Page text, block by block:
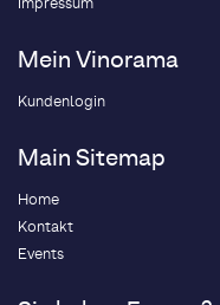
Mein Vinorama
Kundenlogin
Main Sitemap
Home
Kontakt
Events